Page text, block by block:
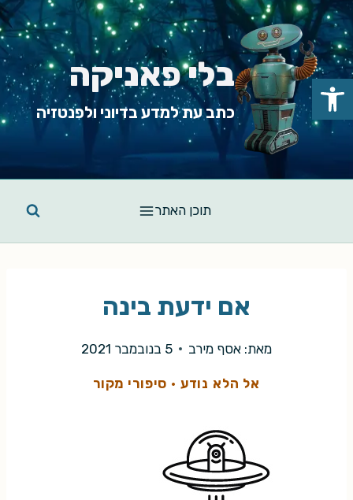
Skip
to
content
בלי פאניקה
כתב עת למדע בדיוני ולפנטזיה
תוכן האתר
אם ידעת בינה
מאת: אסף מירב 5 בנובמבר 2021
אל הלא נודע · סיפורי מקור
פתח סרגל נגישות